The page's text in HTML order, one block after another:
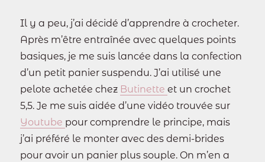
Il y a peu, j’ai décidé d’apprendre à crocheter.
Après m’être entraînée avec quelques points
basiques, je me suis lancée dans la confection
d’un petit panier suspendu. J’ai utilisé une
pelote achetée chez Butinetteet un crochet
5,5. Je me suis aidée d’une vidéo trouvée sur
Youtube pour comprendre le principe, mais
j’ai préféré le monter avec des demi-brides
pour avoir un panier plus souple. On m’en a